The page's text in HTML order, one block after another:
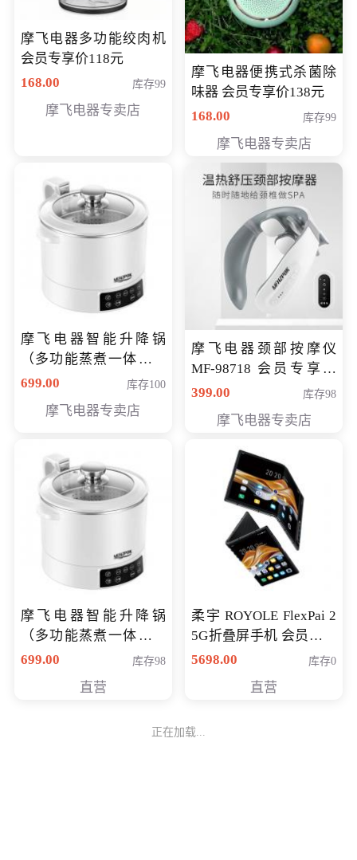
摩飞电器多功能绞肉机
会员专享价118元
168.00
库存99
摩飞电器专卖店
摩飞电器便携式杀菌除
味器 会员专享价138元
168.00
库存99
摩飞电器专卖店
摩飞电器智能升降锅
（多功能蒸煮一体锅）
（智能升降养生锅） 会
699.00 库存100
摩飞电器专卖店
摩飞电器颈部按摩仪
MF-98718 会员专享价
299元
399.00 库存98
摩飞电器专卖店
摩飞电器智能升降锅
（多功能蒸煮一体锅）
（智能升降养生锅） 会
699.00 库存98
直营
柔宇 ROYOLE FlexPai 2
5G折叠屏手机 会员专享
购买价格 4998元
5698.00 库存0
直营
正在加载...